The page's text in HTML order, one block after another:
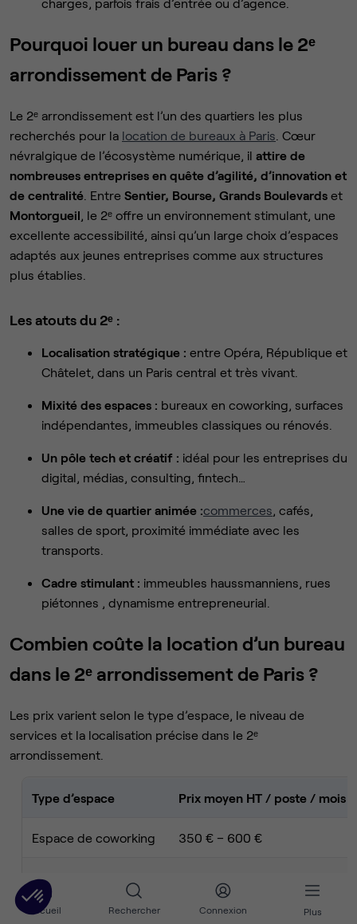
Accueil Rechercher Connexion Plus
Pourquoi louer un bureau dans le 2ᵉ
arrondissement de Paris ?
Le 2ᵉ arrondissement est l’un des quartiers les plus
recherchés pour la location de bureaux à Paris . Cœur
névralgique de l’écosystème numérique, il attire de
nombreuses entreprises en quête d’agilité, d’innovation et
de centralité . Entre Sentier, Bourse, Grands Boulevards et
Montorgueil , le 2ᵉ offre un environnement stimulant, une
excellente accessibilité, ainsi qu’un large choix d’espaces
adaptés aux jeunes entreprises comme aux structures
plus établies.
Les atouts du 2ᵉ :
Localisation stratégique : entre Opéra, République et
Châtelet, dans un Paris central et très vivant.
Mixité des espaces : bureaux en coworking, surfaces
indépendantes, immeubles classiques ou rénovés.
Un pôle tech et créatif : idéal pour les entreprises du
digital, médias, consulting, fintech…
Une vie de quartier animée :commerces , cafés,
salles de sport, proximité immédiate avec les
transports.
Cadre stimulant : immeubles haussmanniens, rues
piétonnes , dynamisme entrepreneurial.
Combien coûte la location d’un bureau
dans le 2ᵉ arrondissement de Paris ?
Les prix varient selon le type d’espace, le niveau de
services et la localisation précise dans le 2ᵉ
arrondissement.
Type d’espace Prix moyen HT / poste / mois
Espace de coworking 350 € – 600 €
Bureau privatif
Bureau opéré (équipé) 700 € – 1 100 €